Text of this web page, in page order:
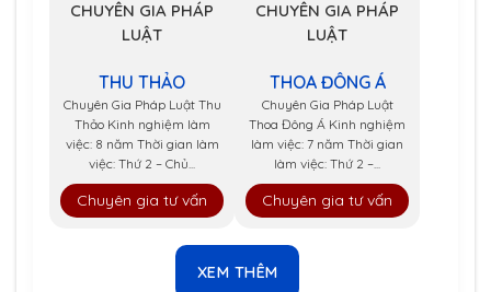
CHUYÊN GIA PHÁP
LUẬT
THU THẢO
Chuyên Gia Pháp Luật Thu
Thảo Kinh nghiệm làm
việc: 8 năm Thời gian làm
việc: Thứ 2 – Chủ...
Chuyên gia tư vấn
CHUYÊN GIA PHÁP
LUẬT
THOA ĐÔNG Á
Chuyên Gia Pháp Luật
Thoa Đông Á Kinh nghiệm
làm việc: 7 năm Thời gian
làm việc: Thứ 2 –...
Chuyên gia tư vấn
XEM THÊM